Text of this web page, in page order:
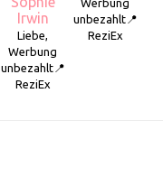
Irwin
Liebe,
Werbung
unbezahlt📍
ReziEx
unbezahlt📍
ReziEx